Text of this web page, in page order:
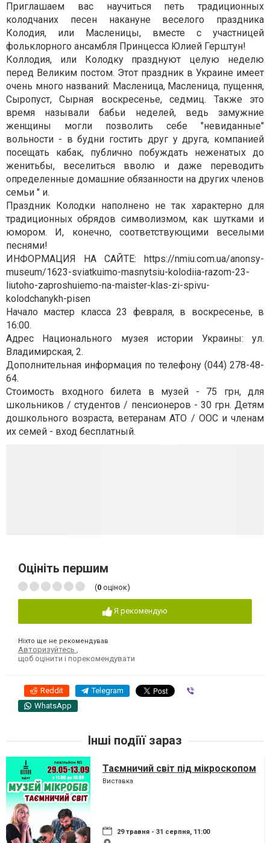
Приглашаем вас научиться петь традиционных
колодчаних песен накануне веселого праздника
Колодия, или Масленицы, вместе с участницей
фольклорного ансамбля Принцесса Юлией Герштун!
Коллодия, или Колодку празднуют целую неделю
перед Великим постом. Этот праздник в Украине имеет
очень много названий: Масленица, Масленица, пущення,
Сыропуст, Сырная воскресенье, седмиц. Также это
время называли бабьи неделей, ведь замужние
женщины могли позволить себе "невиданные"
вольности - в будни гостить друг у друга, компанией
посещать кабак, публично побуждать неженатых до
женитьбы, веселиться вволю и даже переводить
определенные домашние обязанности на других членов
семьи " и.
Праздник Колодки наполнено не так характерно для
традиционных обрядов символизмом, как шутками и
юмором. И, конечно, соответствующими веселыми
песнями!
ИНФОРМАЦИЯ НА САЙТЕ: https://nmiu.com.ua/anonsy-
museum/1623-sviatkuimo-masnytsiu-kolodiia-razom-23-
liutoho-zaproshuiemo-na-maister-klas-zi-spivu-
kolodchanykh-pisen
Начало мастер класса 23 февраля, в воскресенье, в
16:00.
Адрес Национального музея истории Украины: ул.
Владимирская, 2.
Дополнительная информация по телефону (044) 278-48-
64.
Стоимость входного билета в музей - 75 грн, для
школьников / студентов / пенсионеров - 30 грн. Детям
дошкольного возраста, ветеранам АТО / ООС и членам
их семей - вход бесплатный.
Оцініть першим
(0 оцінок)
Я рекомендую
Ніхто ще не рекомендував
Авторизуйтесь
щоб оцінити і порекомендувати
Reddit Telegram
WhatsApp
Інші подіїї зараз
Таємничий світ під мікроскопом
Виставка
29 травня - 31 серпня, 11:00